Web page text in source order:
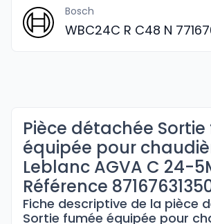
Bosch
WBC24C R C48 N
Pièce détachée
équipée pour
Leblanc AGVA C 24-
Référence
Fiche descriptive de la pièce
Sortie fumée équipée pour